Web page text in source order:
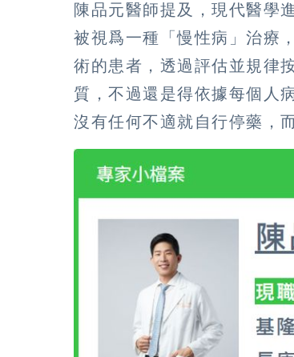
陳品元醫師提及，現代醫學
被視爲一種「慢性病」治療
術的患者，透過評估並規律
質，不過還是得依據每個人
沒有任何不適就自行停藥，